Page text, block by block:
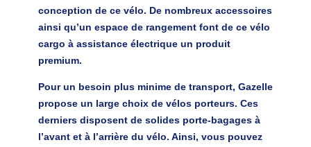
conception de ce vélo. De nombreux accessoires
ainsi qu’un espace de rangement font de ce vélo
cargo à assistance électrique un produit
premium.
Pour un besoin plus minime de transport, Gazelle
propose un large choix devélos porteurs. Ces
derniers disposent de solides porte-bagages à
l’avant et à l’arrière du vélo. Ainsi, vous pouvez